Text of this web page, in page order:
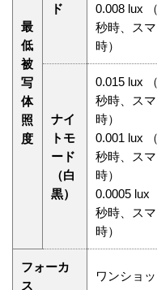
最
低
被
写
体
照
度
ド
0.008 lux
秒時、ス
時）
ナイ
トモ
ード
（白
黒）
0.015 lux
秒時、ス
時）
0.001 lux
秒時、ス
時）
0.0005 lux
秒時、ス
時）
フォーカ
ス
ワンショ